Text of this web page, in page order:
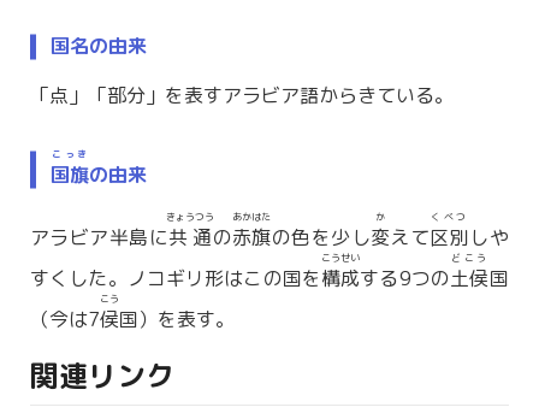
国名の由来
「点」「部分」を表すアラビア語からきている。
国旗
こっき
の由来
アラビア半島に共通
きょうつう
の赤旗
あかはた
の色を少し変
か
えて区別
くべつ
しや
すくした。ノコギリ形はこの国を構成
こうせい
する9つの土侯
どこう
国
（今は7侯
こう
国）を表す。
関連リンク